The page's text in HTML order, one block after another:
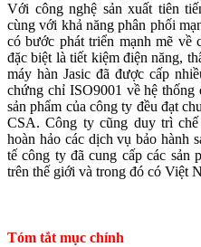
Với công nghệ sản xuất tiên
cùng với khả năng phân phối
có bước phát triển mạnh mẽ về
đặc biệt là tiết kiệm điện năng,
máy hàn Jasic đã được cấp
chứng chỉ ISO9001 về hệ thống
sản phẩm của công ty đều đạt
CSA. Công ty cũng duy trì
hoàn hảo các dịch vụ bảo hành
tế công ty đã cung cấp các sản
trên thế giới và trong đó có Việt
Tóm tắt mục chính